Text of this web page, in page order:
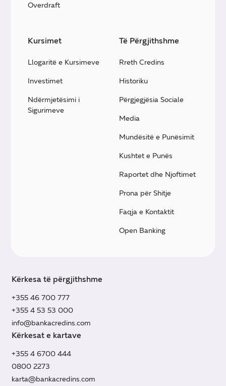
Overdraft
Kursimet
Llogaritë e Kursimeve
Investimet
Ndërmjetësimi i
Sigurimeve
Të Përgjithshme
Rreth Credins
Historiku
Përgjegjësia Sociale
Media
Mundësitë e Punësimit
Kushtet e Punës
Raportet dhe Njoftimet
Prona për Shitje
Faqja e Kontaktit
Open Banking
Kërkesa të përgjithshme
+355 46 700 777
+355 4 53 53 000
info@bankacredins.com
Kërkesat e kartave
+355 4 6700 444
0800 2273
karta@bankacredins.com